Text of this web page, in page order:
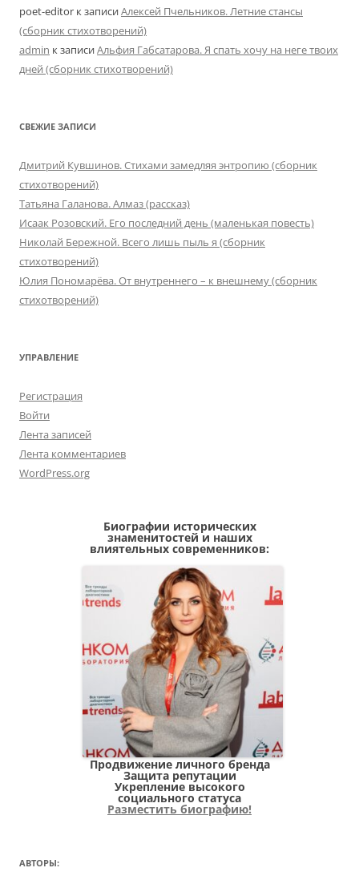
poet-editor к записиАлексей Пчельников. Летние стансы
(сборник стихотворений)
admin к записиАльфия Габсатарова. Я спать хочу на неге твоих
дней (сборник стихотворений)
СВЕЖИЕ ЗАПИСИ
Дмитрий Кувшинов. Стихами замедляя энтропию (сборник
стихотворений)
Татьяна Галанова. Алмаз (рассказ)
Исаак Розовский. Его последний день (маленькая повесть)
Николай Бережной. Всего лишь пыль я (сборник
стихотворений)
Юлия Пономарёва. От внутреннего – к внешнему (сборник
стихотворений)
УПРАВЛЕНИЕ
Регистрация
Войти
Лента записей
Лента комментариев
WordPress.org
Биографии исторических
знаменитостей и наших
влиятельных современников:
Продвижение личного бренда
Защита репутации
Укрепление высокого
социального статуса
Разместить биографию!
АВТОРЫ: